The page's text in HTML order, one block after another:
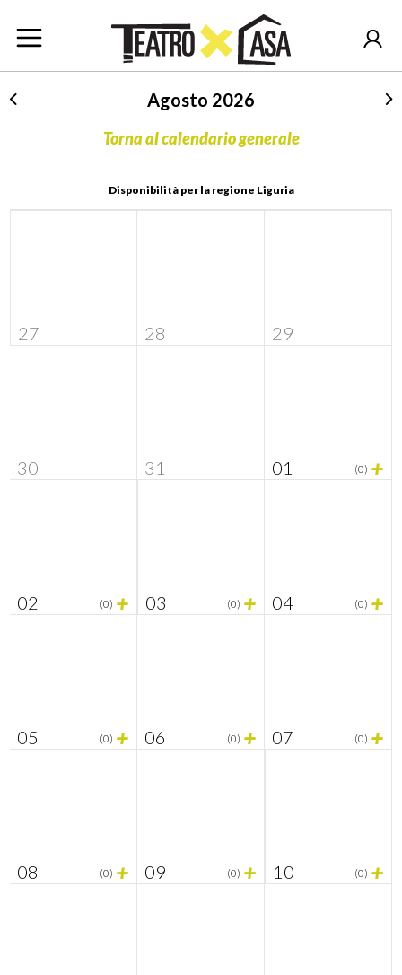
Agosto 2026
Torna al calendario generale
Disponibilità per la regione Liguria
27 28 29
30 31 01 (0) +
02 (0) + 03 (0) + 04 (0) +
05 (0) + 06 (0) + 07 (0) +
08 (0) + 09 (0) + 10 (0) +